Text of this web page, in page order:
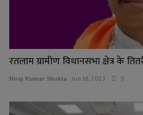
रतलाम ग्रामीण विधानसभा क्षेत्र के
Niraj Kumar Shukla Jun 18, 2023 0